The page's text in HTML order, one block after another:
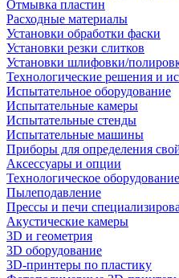
Отмывка пластин
Расходные материалы
Установки обработки фаски
Установки резки слитков
Установки шлифовки/
Технологические решения и
Испытательное оборудование
Испытательные камеры
Испытательные стенды
Испытательные машины
Приборы для определения
Аксессуары и опции
Технологическое оборудование
Пылеподавление
Прессы и печи
Акустические камеры
3D и геометрия
3D оборудование
3D-принтеры по пластику